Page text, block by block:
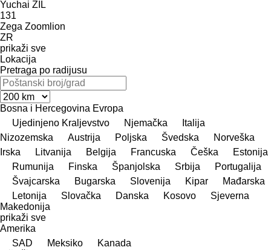
Yuchai ZIL
131
Zega Zoomlion
ZR
prikaži sve
Lokacija
Pretraga po radijusu
Bosna i Hercegovina Evropa
Ujedinjeno Kraljevstvo
Njemačka
Italija
Nizozemska
Austrija Poljska Švedska
Norveška
Irska
Litvanija Belgija Francuska Češka
Estonija
Rumunija
Finska Španjolska Srbija
Portugalija
Švајcarska
Bugarska Slovenija Kipar
Mađarska
Letonija
Slovačka Danska Kosovo
Sjeverna
Makedonija
prikaži sve
Amerika
SAD
Meksiko
Kanada